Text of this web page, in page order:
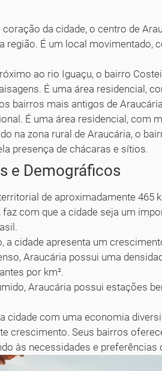
da cidade, o centro de
região. É um local movimentado,
ao rio Iguaçu, o bairro
É uma área residencial,
bairros mais antigos de
É uma área residencial, com
na zona rural de Araucária, o
presença de chácaras e sítios.
e Demográficos
de aproximadamente 465
com que a cidade seja um
a cidade apresenta um
Araucária possui uma
por km².
Araucária possui estações
cidade com uma economia
crescimento. Seus bairros
às necessidades e preferências